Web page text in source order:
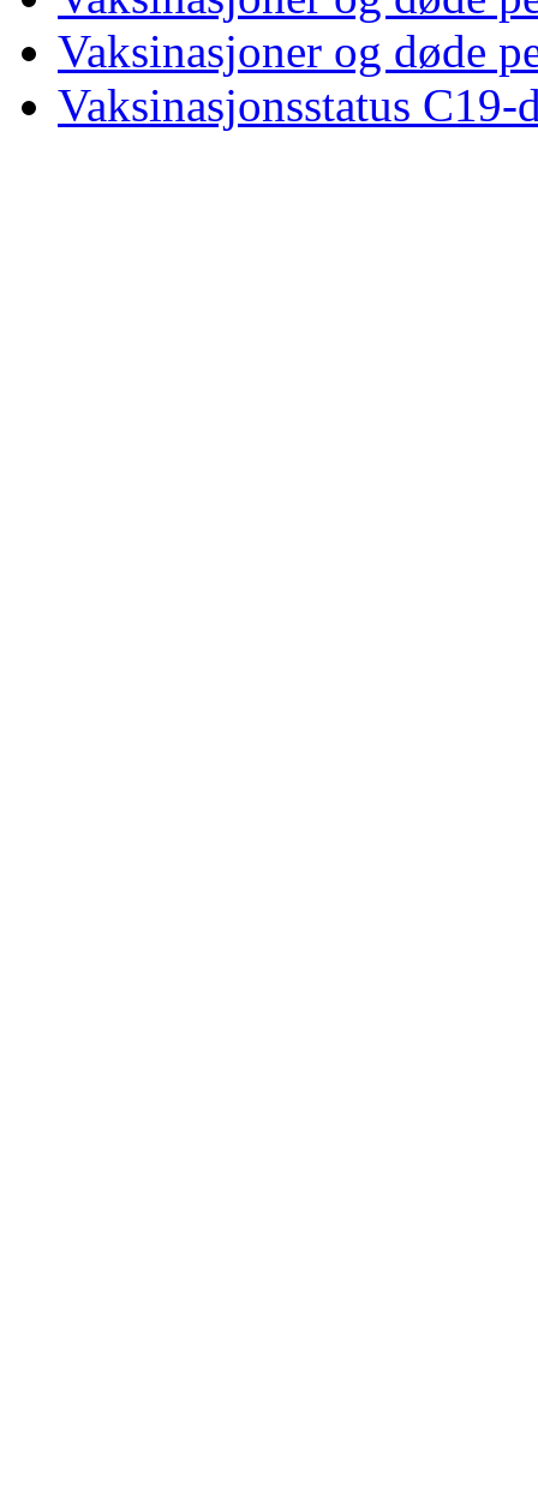
Vaksinasjoner og døde
Vaksinasjonsstatus C19-